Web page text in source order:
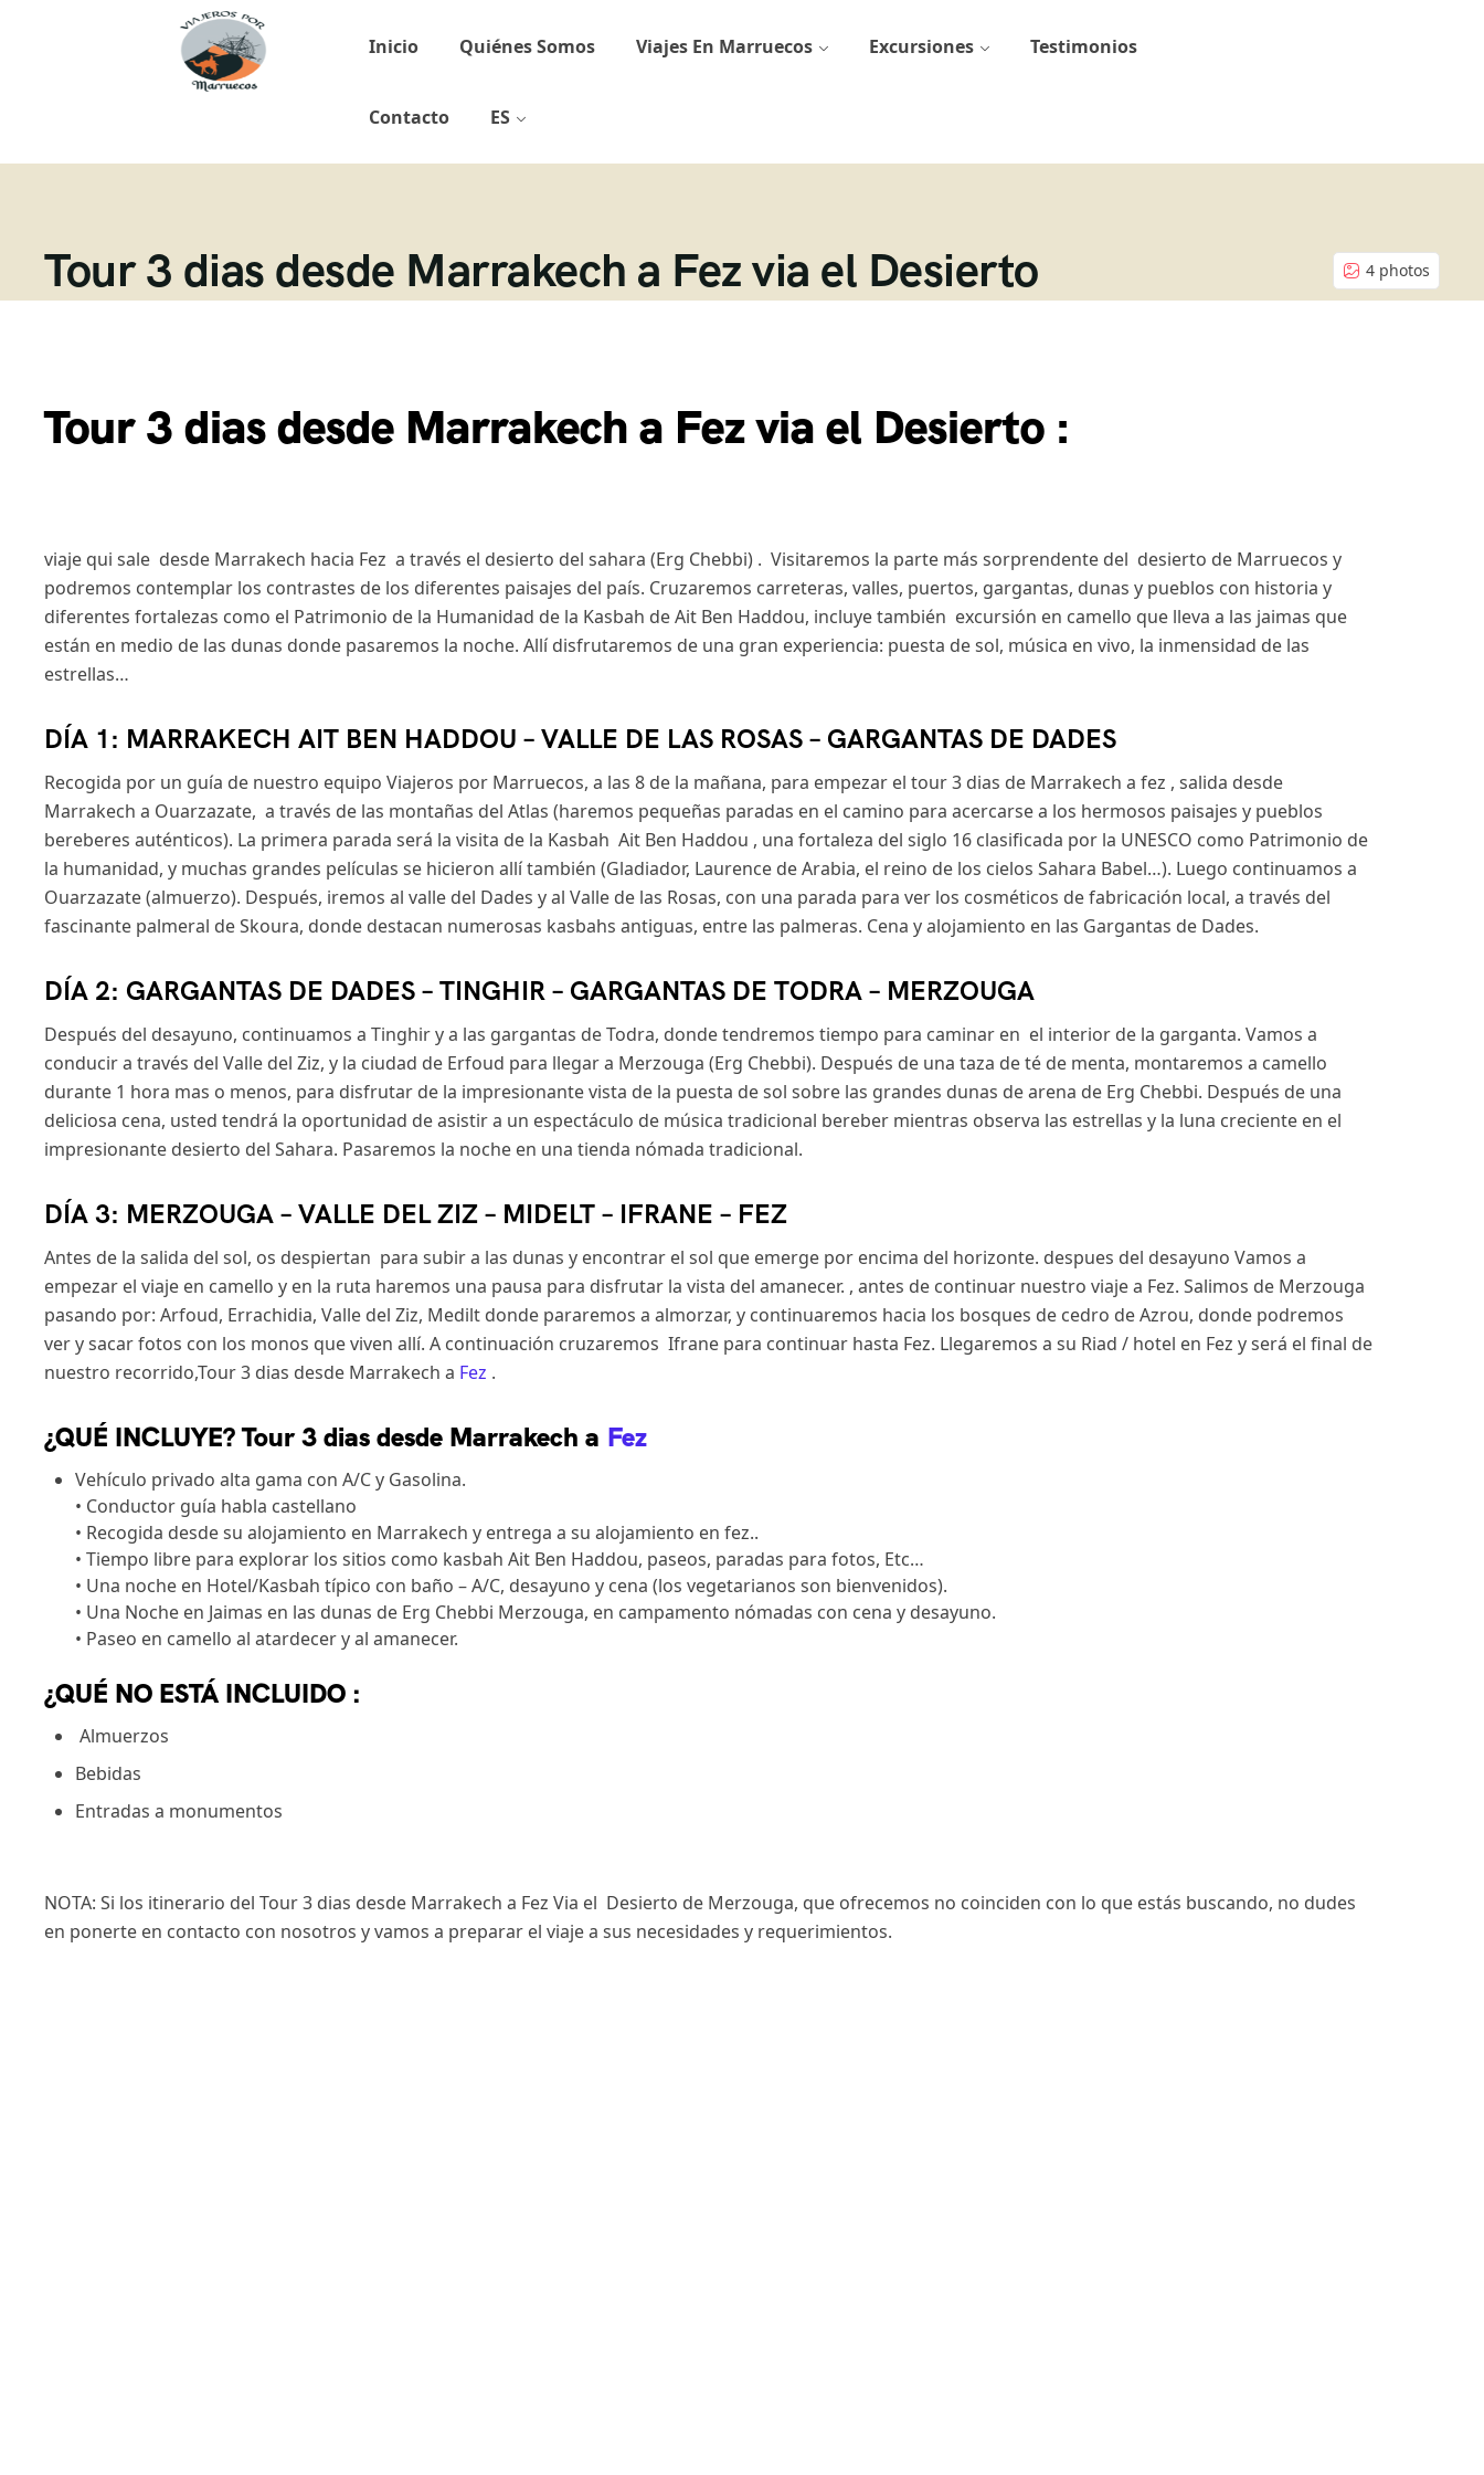
Inicio Quiénes Somos Viajes En Marruecos Excursiones Testimonios
Contacto ES
Tour 3 dias desde Marrakech a Fez via el Desierto 4 photos
Tour 3 dias desde Marrakech a Fez via el Desierto :
viaje qui sale desde Marrakech hacia Fez a través el desierto del sahara (Erg Chebbi) . Visitaremos la parte más sorprendente del desierto de Marruecos y
podremos contemplar los contrastes de los diferentes paisajes del país. Cruzaremos carreteras, valles, puertos, gargantas, dunas y pueblos con historia y
diferentes fortalezas como el Patrimonio de la Humanidad de la Kasbah de Ait Ben Haddou, incluye también excursión en camello que lleva a las jaimas que
están en medio de las dunas donde pasaremos la noche. Allí disfrutaremos de una gran experiencia: puesta de sol, música en vivo, la inmensidad de las
estrellas…
DÍA 1: MARRAKECH AIT BEN HADDOU – VALLE DE LAS ROSAS – GARGANTAS DE DADES
Recogida por un guía de nuestro equipo Viajeros por Marruecos, a las 8 de la mañana, para empezar el tour 3 dias de Marrakech a fez , salida desde
Marrakech a Ouarzazate, a través de las montañas del Atlas (haremos pequeñas paradas en el camino para acercarse a los hermosos paisajes y pueblos
bereberes auténticos). La primera parada será la visita de la Kasbah Ait Ben Haddou , una fortaleza del siglo 16 clasificada por la UNESCO como Patrimonio de
la humanidad, y muchas grandes películas se hicieron allí también (Gladiador, Laurence de Arabia, el reino de los cielos Sahara Babel…). Luego continuamos a
Ouarzazate (almuerzo). Después, iremos al valle del Dades y al Valle de las Rosas, con una parada para ver los cosméticos de fabricación local, a través del
fascinante palmeral de Skoura, donde destacan numerosas kasbahs antiguas, entre las palmeras. Cena y alojamiento en las Gargantas de Dades.
DÍA 2: GARGANTAS DE DADES – TINGHIR – GARGANTAS DE TODRA – MERZOUGA
Después del desayuno, continuamos a Tinghir y a las gargantas de Todra, donde tendremos tiempo para caminar en el interior de la garganta. Vamos a
conducir a través del Valle del Ziz, y la ciudad de Erfoud para llegar a Merzouga (Erg Chebbi). Después de una taza de té de menta, montaremos a camello
durante 1 hora mas o menos, para disfrutar de la impresionante vista de la puesta de sol sobre las grandes dunas de arena de Erg Chebbi. Después de una
deliciosa cena, usted tendrá la oportunidad de asistir a un espectáculo de música tradicional bereber mientras observa las estrellas y la luna creciente en el
impresionante desierto del Sahara. Pasaremos la noche en una tienda nómada tradicional.
DÍA 3: MERZOUGA – VALLE DEL ZIZ – MIDELT – IFRANE – FEZ
Antes de la salida del sol, os despiertan para subir a las dunas y encontrar el sol que emerge por encima del horizonte. despues del desayuno Vamos a
empezar el viaje en camello y en la ruta haremos una pausa para disfrutar la vista del amanecer. , antes de continuar nuestro viaje a Fez. Salimos de Merzouga
pasando por: Arfoud, Errachidia, Valle del Ziz, Medilt donde pararemos a almorzar, y continuaremos hacia los bosques de cedro de Azrou, donde podremos
ver y sacar fotos con los monos que viven allí. A continuación cruzaremos Ifrane para continuar hasta Fez. Llegaremos a su Riad / hotel en Fez y será el final de
nuestro recorrido,Tour 3 dias desde Marrakech a Fez .
¿QUÉ INCLUYE? Tour 3 dias desde Marrakech a Fez
Vehículo privado alta gama con A/C y Gasolina.
• Conductor guía habla castellano
• Recogida desde su alojamiento en Marrakech y entrega a su alojamiento en fez..
• Tiempo libre para explorar los sitios como kasbah Ait Ben Haddou, paseos, paradas para fotos, Etc…
• Una noche en Hotel/Kasbah típico con baño – A/C, desayuno y cena (los vegetarianos son bienvenidos).
• Una Noche en Jaimas en las dunas de Erg Chebbi Merzouga, en campamento nómadas con cena y desayuno.
• Paseo en camello al atardecer y al amanecer.
¿QUÉ NO ESTÁ INCLUIDO :
Almuerzos
Bebidas
Entradas a monumentos
NOTA: Si los itinerario del Tour 3 dias desde Marrakech a Fez Via el Desierto de Merzouga, que ofrecemos no coinciden con lo que estás buscando, no dudes
en ponerte en contacto con nosotros y vamos a preparar el viaje a sus necesidades y requerimientos.